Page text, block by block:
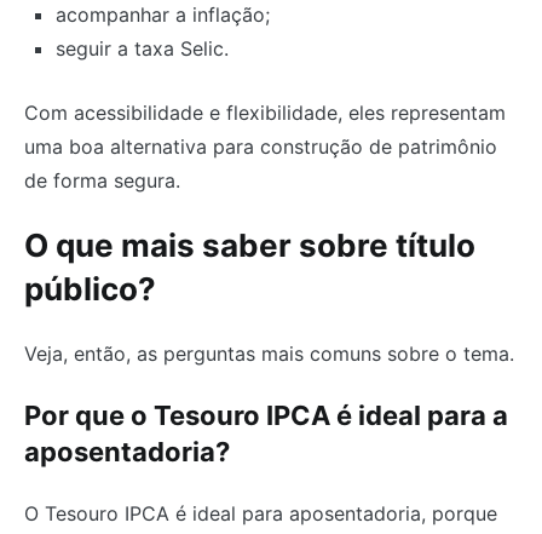
acompanhar a inflação;
seguir a taxa Selic.
Com acessibilidade e flexibilidade, eles representam
uma boa alternativa para construção de patrimônio
de forma segura.
O que mais saber sobre título
público?
Veja, então, as perguntas mais comuns sobre o tema.
Por que o Tesouro IPCA é ideal para a
aposentadoria?
O Tesouro IPCA é ideal para aposentadoria, porque